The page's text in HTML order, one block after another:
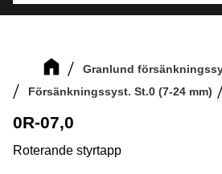
Granlund
Försänkningssyst. St.0 (7-24 mm)
0R-07,0
Roterande styrtapp